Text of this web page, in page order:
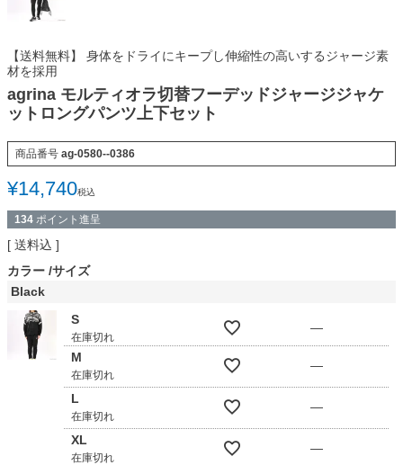
【送料無料】 身体をドライにキープし伸縮性の高いするジャージ素
材を採用
agrina モルティオラ切替フーデッドジャージジャケ
ットロングパンツ上下セット
商品番号 ag-0580--0386
¥14,740税込
134 ポイント進呈
送料込
カラー サイズ
Black
S
在庫切れ
—
M
在庫切れ
—
L
在庫切れ
—
XL
在庫切れ
—